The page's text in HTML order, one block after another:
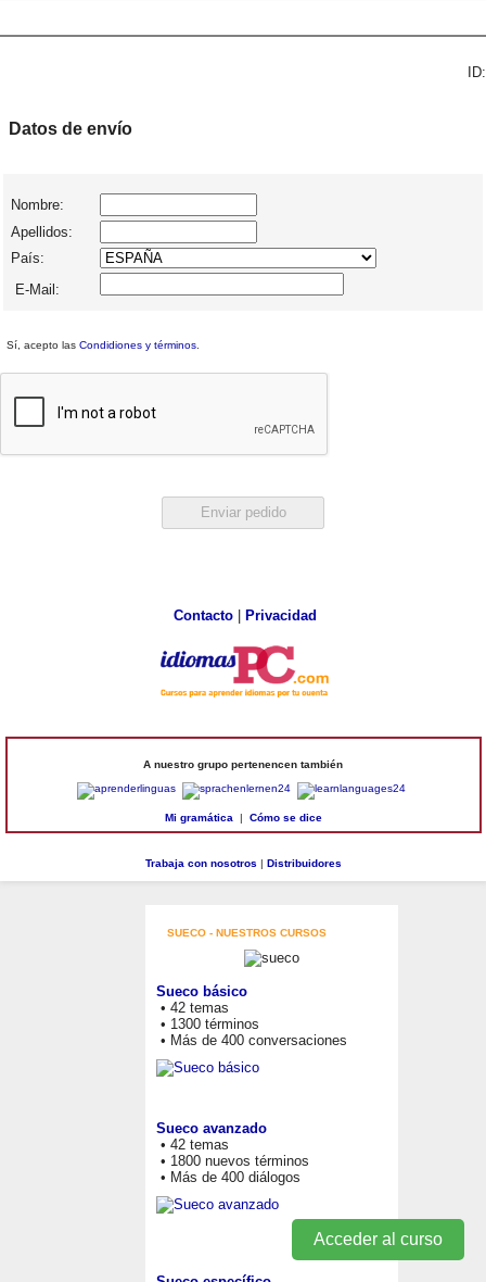
Acceder al curso
ID:
Datos de envío
Nombre:
Apellidos:
País:
E-Mail:
Sí, acepto las Condidiones y términos
Contacto| Privacidad
A nuestro grupo pertenencen también
Mi gramática | Cómo se dice
Trabaja con nosotros | Distribuidores
SUECO - NUESTROS CURSOS
Sueco básico
• 42 temas
• 1300 términos
• Más de 400 conversaciones
Sueco avanzado
• 42 temas
• 1800 nuevos términos
• Más de 400 diálogos